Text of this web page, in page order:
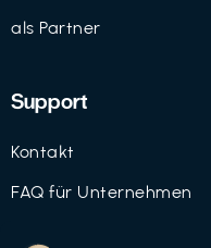
als Partner
Support
Kontakt
FAQ für Unternehmen